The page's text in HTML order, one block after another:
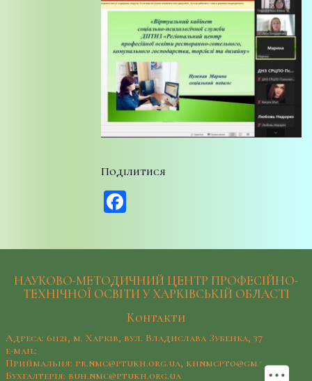
Поділитися
НАУКОВО-МЕТОДИЧНИЙ ЦЕНТР ПРОФЕСІЙНО-
ТЕХНІЧНОЇ ОСВІТИ У ХАРКІВСЬКІЙ ОБЛАСТІ
Контакти
Адреса: 61121, м. Харків, вул. Владислава Зубенка, 37
e-mail:
Приймальня: pr.nmc@ptukh.org.ua, khnmcpto@gmail.com
Бухгалтерія: buh.nmc@ptukh.org.ua